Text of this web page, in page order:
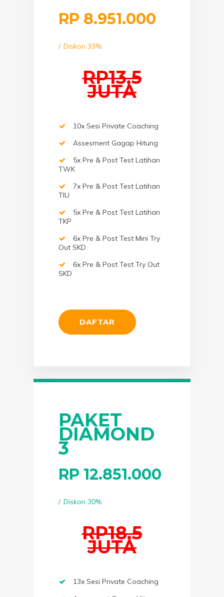
RP 8.951.000
Diskon 33%
RP13,5
JUTA
10x Sesi Private Coaching
Assesment Gagap Hitung
5x Pre & Post Test Latihan
TWK
7x Pre & Post Test Latihan
TIU
5x Pre & Post Test Latihan
TKP
6x Pre & Post Test Mini Try
Out SKD
6x Pre & Post Test Try Out
SKD
DAFTAR
PAKET
DIAMOND
3
RP 12.851.000
Diskon 30%
RP18,5
JUTA
13x Sesi Private Coaching